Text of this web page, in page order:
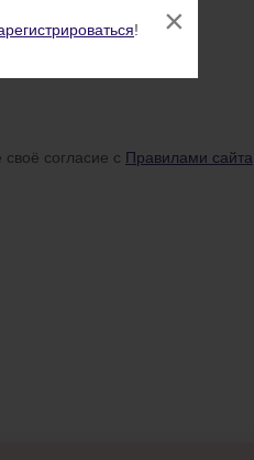
! ×
согласие с Правилами сайта